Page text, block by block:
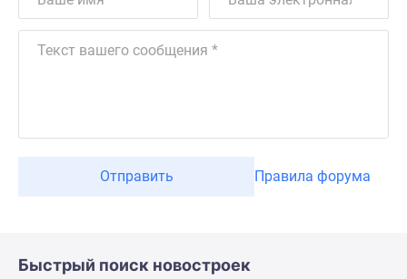
Отправить Правила форума
Быстрый поиск новостроек